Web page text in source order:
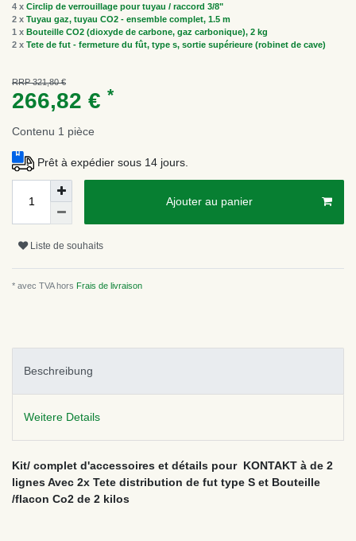
4 x Circlip de verrouillage pour tuyau / raccord 3/8"
2 x Tuyau gaz, tuyau CO2 - ensemble complet, 1.5 m
1 x Bouteille CO2 (dioxyde de carbone, gaz carbonique), 2 kg
2 x Tete de fut - fermeture du fût, type s, sortie supérieure (robinet de cave)
RRP 321,80 €
266,82 € *
Contenu 1 pièce
Prêt à expédier sous 14 jours.
Ajouter au panier
Liste de souhaits
* avec TVA hors Frais de livraison
Beschreibung
Weitere Details
Kit/ complet d'accessoires et détails pour KONTAKT à de 2
lignes Avec 2x Tete distribution de fut type S et Bouteille
/flacon Co2 de 2 kilos